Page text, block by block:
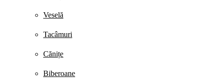
Veselă
Tacâmuri
Cănițe
Biberoane